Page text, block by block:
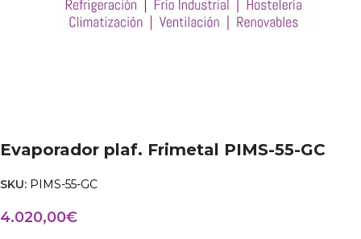
Evaporador plaf. Frimetal PIMS-55-GC
SKU: PIMS-55-GC
4.020,00€